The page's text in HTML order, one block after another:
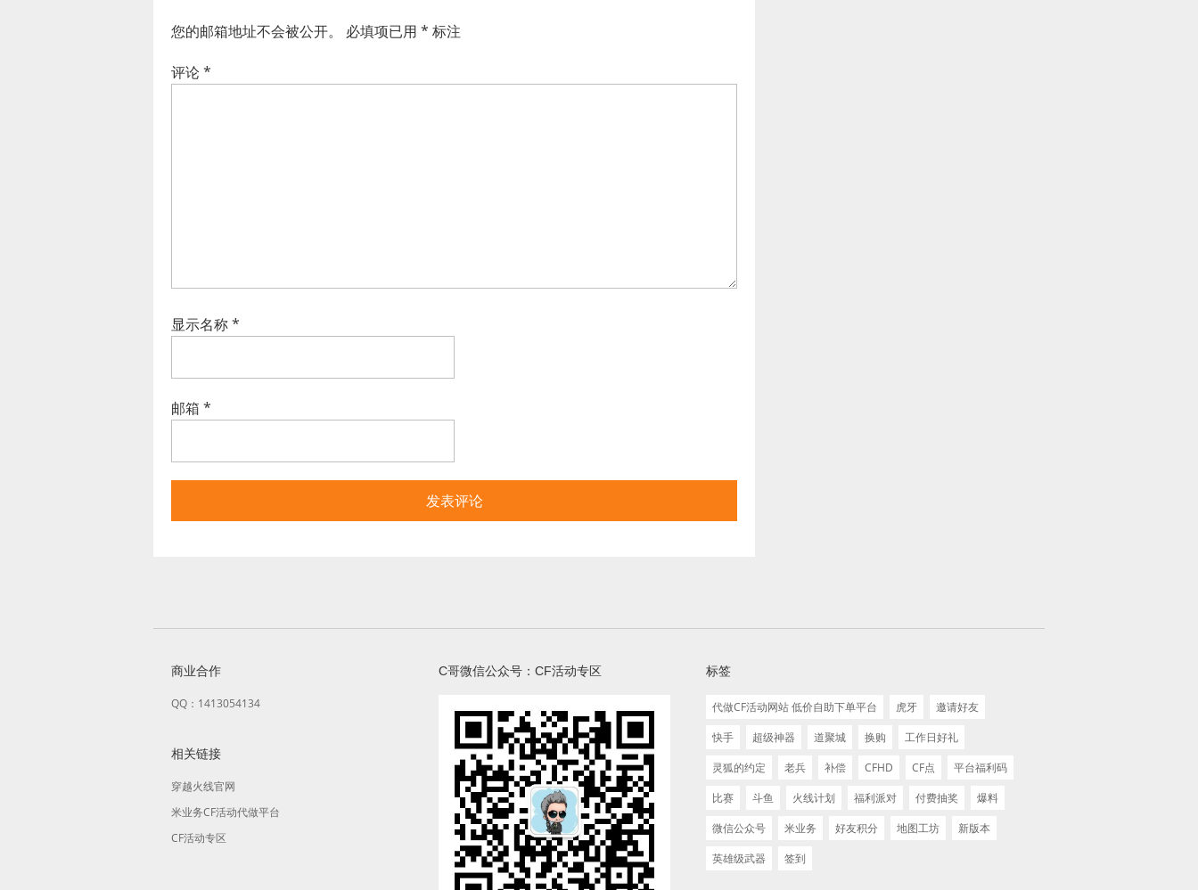
您的邮箱地址不会被公开。 必填项已用 * 标注
评论*
显示名称*
邮箱 *
商业合作
QQ：1413054134
相关链接
穿越火线官网
米业务CF活动代做平台
CF活动专区
C哥微信公众号：CF活动专区 标签
代做CF活动网站 低价自助下单平台 虎牙
邀请好友
快手
超级神器 道聚城 换购
工作日好礼
灵狐的约定
老兵 补偿 CFHD CF点
平台福利码
比赛
斗鱼 火线计划 福利派对 付费抽奖
爆料
微信公众号
米业务 好友积分 地图工坊
新版本
英雄级武器
签到